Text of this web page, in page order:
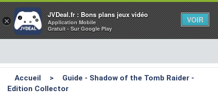
×
JVDeal.fr : Bons plans jeux vidéo
Application Mobile
Gratuit - Sur Google Play
VOIR
Accueil >
Guide - Shadow of the Tomb Raider -
Edition Collector